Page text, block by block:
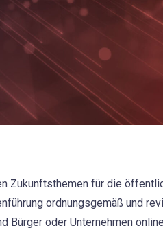
Zukunftsthemen für die
ordnungsgemäß und
Bürger oder Unternehmen